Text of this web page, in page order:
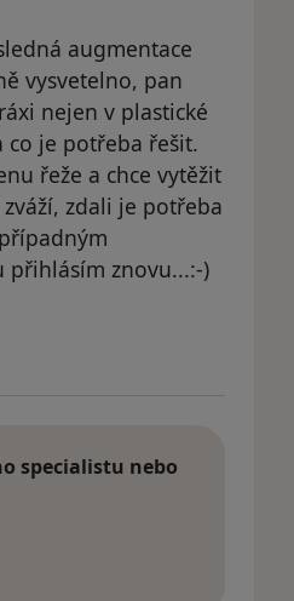
augmentace
vysvetelno, pan
nejen v plastické
co je potřeba řešit.
řeže a chce vytěžit
zdali je potřeba
přihlásím znovu...:-)
specialistu nebo